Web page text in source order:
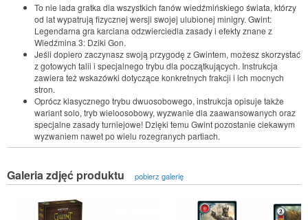
To nie lada gratka dla wszystkich fanów wiedźmińskiego świata, którzy
od lat wypatrują fizycznej wersji swojej ulubionej minigry. Gwint:
Legendarna gra karciana odzwierciedla zasady i efekty znane z
Wiedźmina 3: Dziki Gon.
Jeśli dopiero zaczynasz swoją przygodę z Gwintem, możesz skorzystać
z gotowych talii i specjalnego trybu dla początkujących. Instrukcja
zawiera też wskazówki dotyczące konkretnych frakcji i ich mocnych
stron.
Oprócz klasycznego trybu dwuosobowego, instrukcja opisuje także
wariant solo, tryb wieloosobowy, wyzwanie dla zaawansowanych oraz
specjalne zasady turniejowe! Dzięki temu Gwint pozostanie ciekawym
wyzwaniem nawet po wielu rozegranych partiach.
Galeria zdjęć produktu pobierz galerię